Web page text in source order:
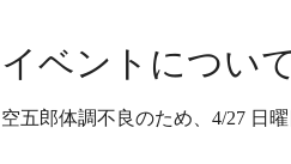
イベントについ
空五郎体調不良のため、4/27 日